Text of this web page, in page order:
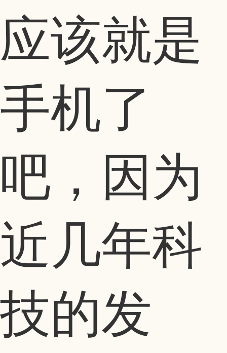
应该就是
手机了
吧，因为
近几年科
技的发